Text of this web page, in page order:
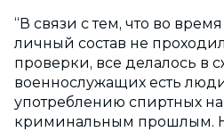
“В связи с тем, что во
личный состав не
проверки, все делалось в
военнослужащих есть
употреблению спиртных
криминальным прошлым.